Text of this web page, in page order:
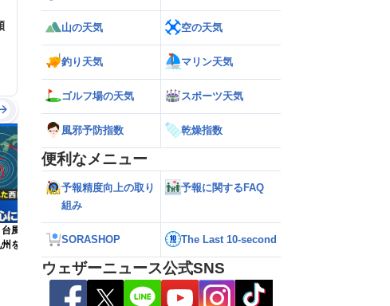
台風から離れた西日本太平洋
を中心に大雨のおそれ
【熊本八代で39℃観測】被災地・熊本へ
台風による雨風の影響は？
山の天気 空の天気
釣り天気 マリン天気
ゴルフ場の天気 スポーツ天気
風邪予防指数 乾燥指数
便利なメニュー
予報精度向上の取り
組み
予報に関するFAQ
SORASHOP The Last 10-second
ウェザーニュース公式SNS